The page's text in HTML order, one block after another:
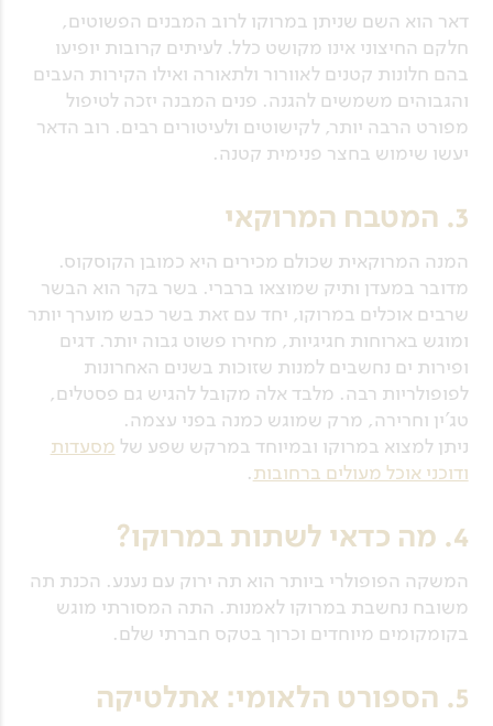
דאר הוא השם שניתן במרוקו לרוב המבנים הפשוטים,
חלקם החיצוני אינו מקושט כלל. לעיתים קרובות יופיעו
בהם חלונות קטנים לאוורור ולתאורה ואילו הקירות העבים
והגבוהים משמשים להגנה. פנים המבנה יזכה לטיפול
מפורט הרבה יותר, לקישוטים ולעיטורים רבים. רוב הדאר
יעשו שימוש בחצר פנימית קטנה.
3. המטבח המרוקאי
המנה המרוקאית שכולם מכירים היא כמובן הקוסקוס.
מדובר במעדן ותיק שמוצאו ברברי. בשר בקר הוא הבשר
שרבים אוכלים במרוקו, יחד עם זאת בשר כבש מוערך יותר
ומוגש בארוחות חגיגיות, מחירו פשוט גבוה יותר. דגים
ופירות ים נחשבים למנות שזוכות בשנים האחרונות
לפופולריות רבה. מלבד אלה מקובל להגיש גם פסטלים,
טג'ין וחרירה, מרק שמוגש כמנה בפני עצמה.
ניתן למצוא במרוקו ובמיוחד במרקש שפע של מסעדות
ודוכני אוכל מעולים ברחובות.
4. מה כדאי לשתות במרוקו?
המשקה הפופולרי ביותר הוא תה ירוק עם נענע. הכנת תה
משובח נחשבת במרוקו לאמנות. התה המסורתי מוגש
בקומקומים מיוחדים וכרוך בטקס חברתי שלם.
5. הספורט הלאומי: אתלטיקה